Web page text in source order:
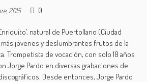
2015 0
natural de Puertollano (Ciudad
jóvenes y deslumbrantes frutos de la
Trompetista de vocación, con solo 18 años
Jorge Pardo en diversas grabaciones de
Desde entonces, Jorge Pardo